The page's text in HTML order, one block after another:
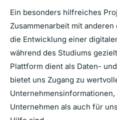
Ein besonders hilfreiches
Zusammenarbeit mit
die Entwicklung einer
während des Studiums
Plattform dient als Daten-
bietet uns Zugang zu
Unternehmen als auch für